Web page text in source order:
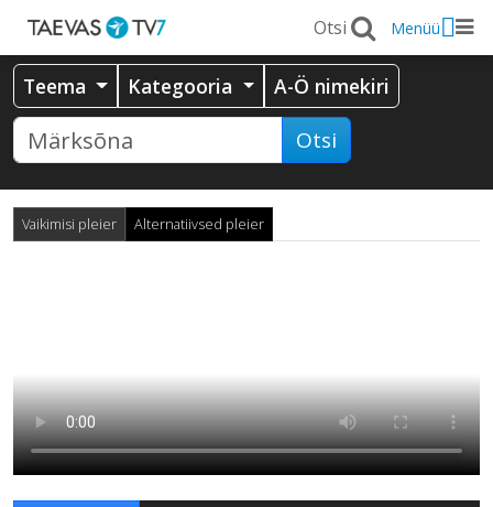
Menüü
Teema Kategooria A-Ö nimekiri
Otsi
Vaikimisi pleier Alternatiivsed pleier